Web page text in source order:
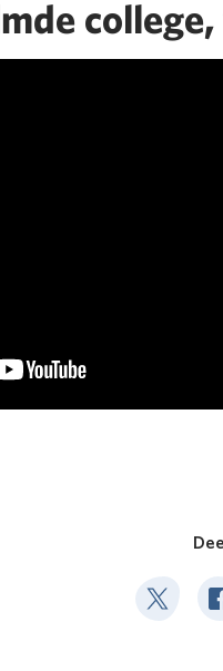
Deel op